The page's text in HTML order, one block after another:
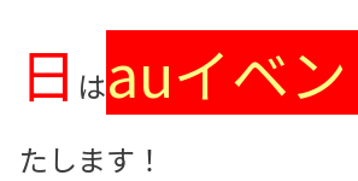
日 はauイベン
たします！